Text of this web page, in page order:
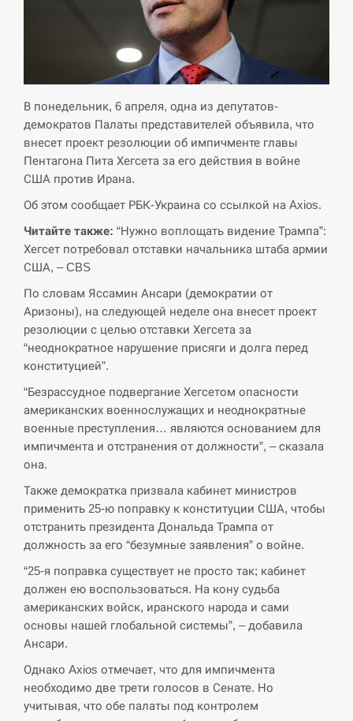
Європою щодо війни…
Экс-послу в США Стефанишиной вручили новое
СЕРПЕНЬ
14:40
У Росії розгортається ракетний підрозділ КНДР –
Reuters
СЕРПЕНЬ
14:23
Поставки ракет для ПВО сократились втрое,
хотя у партнеров они…
СЕРПЕНЬ
У Румунії затоплять чотири баржі для
збільшення потоку води до…
СЕРПЕНЬ
13:53
В Москве пожаловались на “кратный рост” атак
дронов Украины
СЕРПЕНЬ
Біля українського літака в аеропорту Лейпцига
виявили дрон, ймовірно, з…
СЕРПЕНЬ
13:23
“Они должны быть уничтожены”: в МИДе
ответили, как отреагируют на…
СЕРПЕНЬ
13:10
Тайвань проводить найбільші військові
В понедельник, 6 апреля, одна из депутатов-
демократов Палаты представителей объявила, что
внесет проект резолюции об импичменте главы
Пентагона Пита Хегсета за его действия в войне
США против Ирана.
Об этом сообщает РБК-Украина со ссылкой на Axios.
Читайте также: “Нужно воплощать видение Трампа”:
Хегсет потребовал отставки начальника штаба армии
США, – CBS
По словам Яссамин Ансари (демократии от
Аризоны), на следующей неделе она внесет проект
резолюции с целью отставки Хегсета за
“неоднократное нарушение присяги и долга перед
конституцией”.
“Безрассудное подвергание Хегсетом опасности
американских военнослужащих и неоднократные
военные преступления… являются основанием для
импичмента и отстранения от должности”, – сказала
она.
Также демократка призвала кабинет министров
применить 25-ю поправку к конституции США, чтобы
отстранить президента Дональда Трампа от
должность за его “безумные заявления” о войне.
“25-я поправка существует не просто так; кабинет
должен ею воспользоваться. На кону судьба
американских войск, иранского народа и сами
основы нашей глобальной системы”, – добавила
Ансари.
Однако Axios отмечает, что для импичмента
необходимо две трети голосов в Сенате. Но
учитывая, что обе палаты под контролем